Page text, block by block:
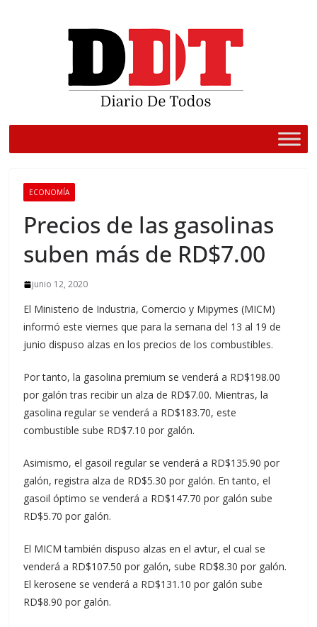
ECONOMÍA
Precios de las gasolinas
suben más de RD$7.00
junio 12, 2020
El Ministerio de Industria, Comercio y Mipymes (MICM)
informó este viernes que para la semana del 13 al 19 de
junio dispuso alzas en los precios de los combustibles.
Por tanto, la gasolina premium se venderá a RD$198.00
por galón tras recibir un alza de RD$7.00. Mientras, la
gasolina regular se venderá a RD$183.70, este
combustible sube RD$7.10 por galón.
Asimismo, el gasoil regular se venderá a RD$135.90 por
galón, registra alza de RD$5.30 por galón. En tanto, el
gasoil óptimo se venderá a RD$147.70 por galón sube
RD$5.70 por galón.
El MICM también dispuso alzas en el avtur, el cual se
venderá a RD$107.50 por galón, sube RD$8.30 por galón.
El kerosene se venderá a RD$131.10 por galón sube
RD$8.90 por galón.